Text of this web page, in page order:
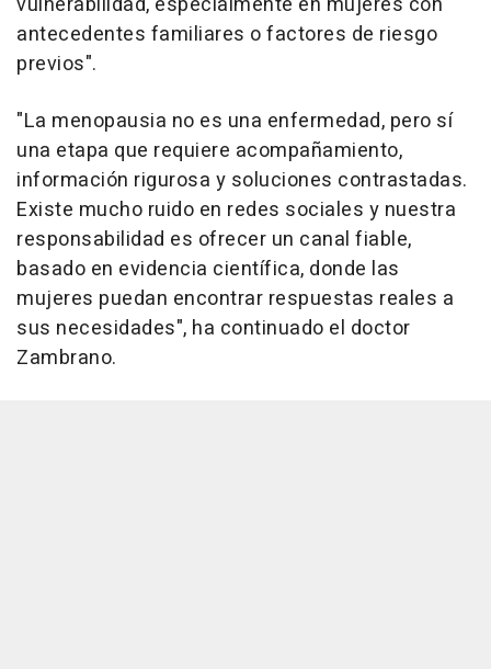
antecedentes familiares o factores de riesgo
previos".
"La menopausia no es una enfermedad, pero sí
una etapa que requiere acompañamiento,
información rigurosa y soluciones contrastadas.
Existe mucho ruido en redes sociales y nuestra
responsabilidad es ofrecer un canal fiable,
basado en evidencia científica, donde las
mujeres puedan encontrar respuestas reales a
sus necesidades", ha continuado el doctor
Zambrano.